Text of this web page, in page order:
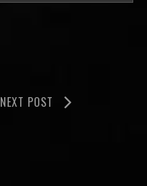
NEXT POST